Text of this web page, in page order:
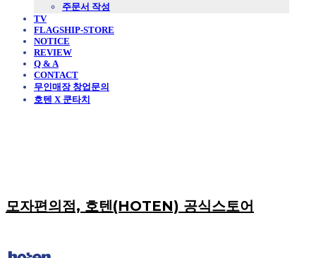
주문서 작성
TV
FLAGSHIP-STORE
NOTICE
REVIEW
Q & A
CONTACT
무인매장 창업문의
호텐 X 쿤타치
모자편의점, 호텐(HOTEN) 공식스토어